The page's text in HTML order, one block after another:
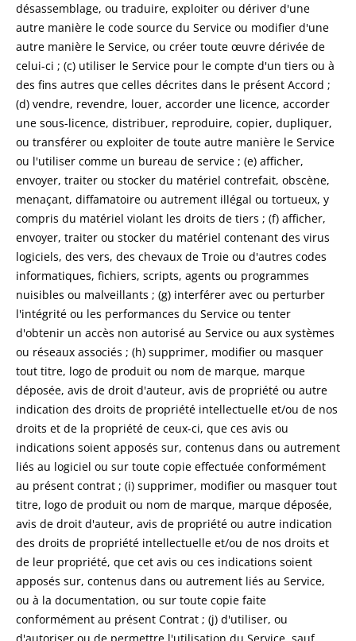
désassemblage, ou traduire, exploiter ou dériver d'une
autre manière le code source du Service ou modifier d'une
autre manière le Service, ou créer toute œuvre dérivée de
celui-ci ; (c) utiliser le Service pour le compte d'un tiers ou à
des fins autres que celles décrites dans le présent Accord ;
(d) vendre, revendre, louer, accorder une licence, accorder
une sous-licence, distribuer, reproduire, copier, dupliquer,
ou transférer ou exploiter de toute autre manière le Service
ou l'utiliser comme un bureau de service ; (e) afficher,
envoyer, traiter ou stocker du matériel contrefait, obscène,
menaçant, diffamatoire ou autrement illégal ou tortueux, y
compris du matériel violant les droits de tiers ; (f) afficher,
envoyer, traiter ou stocker du matériel contenant des virus
logiciels, des vers, des chevaux de Troie ou d'autres codes
informatiques, fichiers, scripts, agents ou programmes
nuisibles ou malveillants ; (g) interférer avec ou perturber
l'intégrité ou les performances du Service ou tenter
d'obtenir un accès non autorisé au Service ou aux systèmes
ou réseaux associés ; (h) supprimer, modifier ou masquer
tout titre, logo de produit ou nom de marque, marque
déposée, avis de droit d'auteur, avis de propriété ou autre
indication des droits de propriété intellectuelle et/ou de nos
droits et de la propriété de ceux-ci, que ces avis ou
indications soient apposés sur, contenus dans ou autrement
liés au logiciel ou sur toute copie effectuée conformément
au présent contrat ; (i) supprimer, modifier ou masquer tout
titre, logo de produit ou nom de marque, marque déposée,
avis de droit d'auteur, avis de propriété ou autre indication
des droits de propriété intellectuelle et/ou de nos droits et
de leur propriété, que cet avis ou ces indications soient
apposés sur, contenus dans ou autrement liés au Service,
ou à la documentation, ou sur toute copie faite
conformément au présent Contrat ; (j) d'utiliser, ou